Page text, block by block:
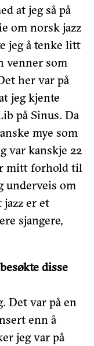
at jeg så på
om norsk jazz
jeg å tenke litt
venner som
her var på
jeg kjente
på Sinus. Da
mye som
var kanskje 22
mitt forhold til
underveis om
jazz er et
sjangere,
disse
Det var på en
enn å
jeg var på